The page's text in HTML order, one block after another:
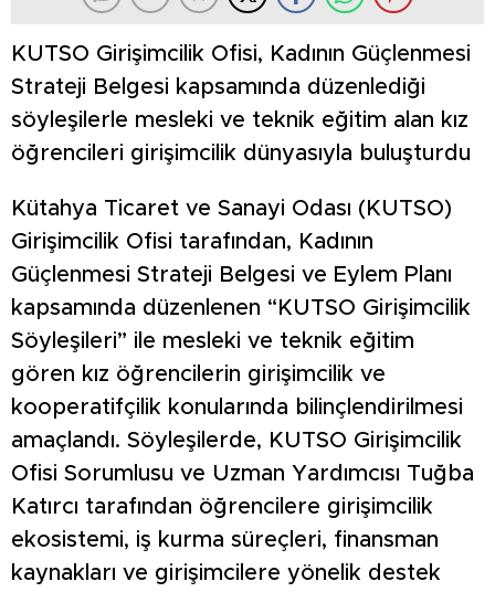
KUTSO Girişimcilik Ofisi, Kadının Güçlenmesi
Strateji Belgesi kapsamında düzenlediği
söyleşilerle mesleki ve teknik eğitim alan kız
öğrencileri girişimcilik dünyasıyla buluşturdu
Kütahya Ticaret ve Sanayi Odası (KUTSO)
Girişimcilik Ofisi tarafından, Kadının
Güçlenmesi Strateji Belgesi ve Eylem Planı
kapsamında düzenlenen “KUTSO Girişimcilik
Söyleşileri” ile mesleki ve teknik eğitim
gören kız öğrencilerin girişimcilik ve
kooperatifçilik konularında bilinçlendirilmesi
amaçlandı. Söyleşilerde, KUTSO Girişimcilik
Ofisi Sorumlusu ve Uzman Yardımcısı Tuğba
Katırcı tarafından öğrencilere girişimcilik
ekosistemi, iş kurma süreçleri, finansman
kaynakları ve girişimcilere yönelik destek